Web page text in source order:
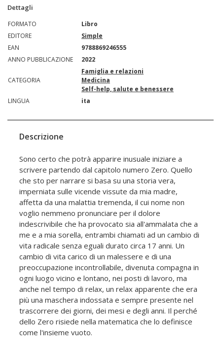
Dettagli
FORMATO
Libro
EDITORE
Simple
EAN
9788869246555
ANNO PUBBLICAZIONE
2022
CATEGORIA
Famiglia e relazioni
Medicina
Self-help, salute e benessere
LINGUA
ita
Descrizione
Sono certo che potrà apparire inusuale iniziare a
scrivere partendo dal capitolo numero Zero. Quello
che sto per narrare si basa su una storia vera,
imperniata sulle vicende vissute da mia madre,
affetta da una malattia tremenda, il cui nome non
voglio nemmeno pronunciare per il dolore
indescrivibile che ha provocato sia all'ammalata che a
me e a mia sorella, entrambi chiamati ad un cambio di
vita radicale senza eguali durato circa 17 anni. Un
cambio di vita carico di un malessere e di una
preoccupazione incontrollabile, divenuta compagna in
ogni luogo vicino e lontano, nei posti di lavoro, ma
anche nel tempo di relax, un relax apparente che era
più una maschera indossata e sempre presente nel
trascorrere dei giorni, dei mesi e degli anni. Il perché
dello Zero risiede nella matematica che lo definisce
come l'insieme vuoto.